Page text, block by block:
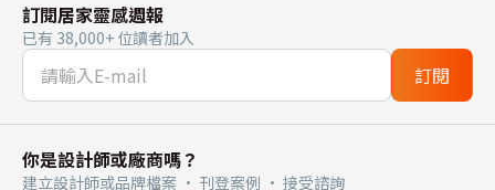
訂閱居家靈感週報
已有 38,000+ 位讀者加入
訂閱
你是設計師或廠商嗎？
建立設計師或品牌檔案 · 刊登案例 · 接受諮詢